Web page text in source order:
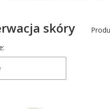
skóry